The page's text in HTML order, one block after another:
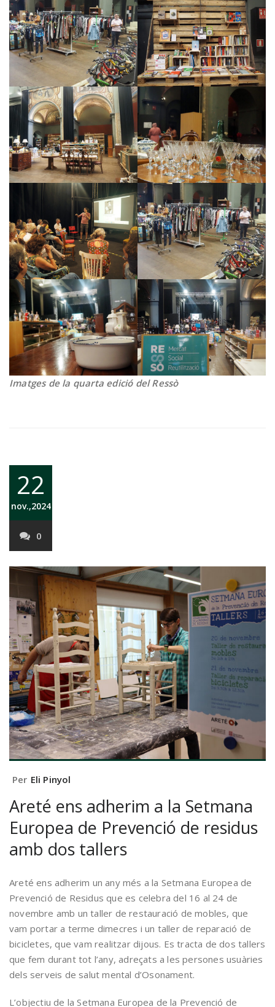
Imatges de la quarta edició del Ressò
22
nov.,2024
0
Per Eli Pinyol
Areté ens adherim a la Setmana
Europea de Prevenció de residus
amb dos tallers
Areté ens adherim un any més a la Setmana Europea de
Prevenció de Residus que es celebra del 16 al 24 de
novembre amb un taller de restauració de mobles, que
vam portar a terme dimecres i un taller de reparació de
bicicletes, que vam realitzar dijous. Es tracta de dos tallers
que fem durant tot l’any, adreçats a les persones usuàries
dels serveis de salut mental d’Osonament.
L’objectiu de la Setmana Europea de la Prevenció de